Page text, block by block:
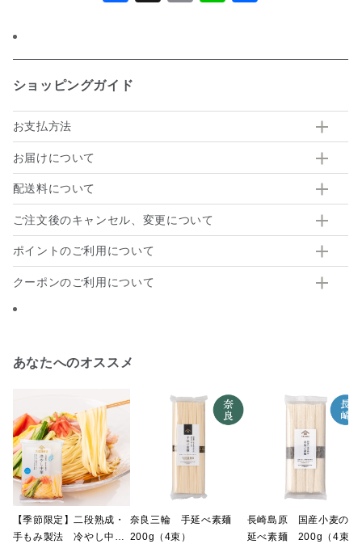
ショッピングガイド
お支払方法
お届けについて
配送料について
ご注文後のキャンセル、変更について
ポイントのご利用について
クーポンのご利用について
あなたへのオススメ
【季節限定】二段熟成・
手もみ製法 冷やし中
奈良三輪 手延べ素麺
200g（4束）
長崎島原 国産小麦の手
延べ素麺 200g（4束）